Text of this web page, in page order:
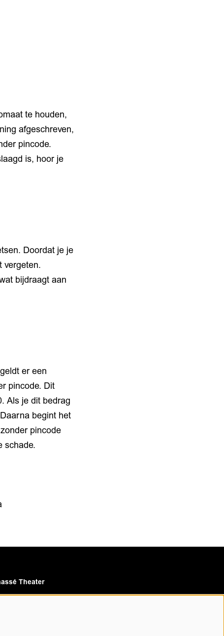
te houden,
afgeschreven,
pincode.
is, hoor je
Doordat je je
vergeten.
bijdraagt aan
er een
pincode. Dit
Als je dit bedrag
begint het
pincode
schade.
Theater